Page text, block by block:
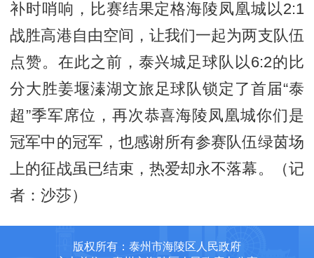
补时哨响，比赛结果定格海陵凤凰城以2:1
战胜高港自由空间，让我们一起为两支队伍
点赞。在此之前，泰兴城足球队以6:2的比
分大胜姜堰溱湖文旅足球队锁定了首届“泰
超”季军席位，再次恭喜海陵凤凰城你们是
冠军中的冠军，也感谢所有参赛队伍绿茵场
上的征战虽已结束，热爱却永不落幕。（记
者：沙莎）
版权所有：泰州市海陵区人民政府